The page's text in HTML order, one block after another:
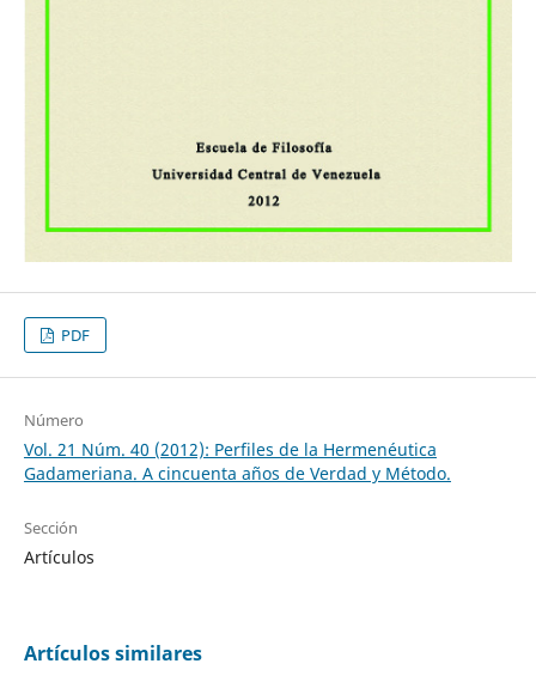
PDF
Número
Vol. 21 Núm. 40 (2012): Perfiles de la Hermenéutica
Gadameriana. A cincuenta años de Verdad y Método.
Sección
Artículos
Artículos similares